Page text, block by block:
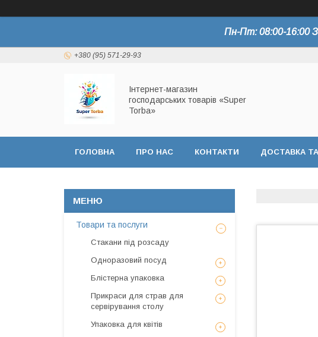
Пн-Пт: 08:00-16:00
+380 (95) 571-29-93
Інтернет-магазин
господарських товарів «Super
Torba»
ГОЛОВНА ПРО НАС КОНТАКТИ ДОСТАВКА
Товари та послуги
Стакани під розсаду
Одноразовий посуд
Блістерна упаковка
Прикраси для страв для
сервірування столу
Упаковка для квітів